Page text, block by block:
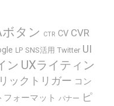
タン CTR CV CVR
LP SNS活用 Twitter UI
ン UXライティン
ックトリガー コン
フォーマット バナー ピ